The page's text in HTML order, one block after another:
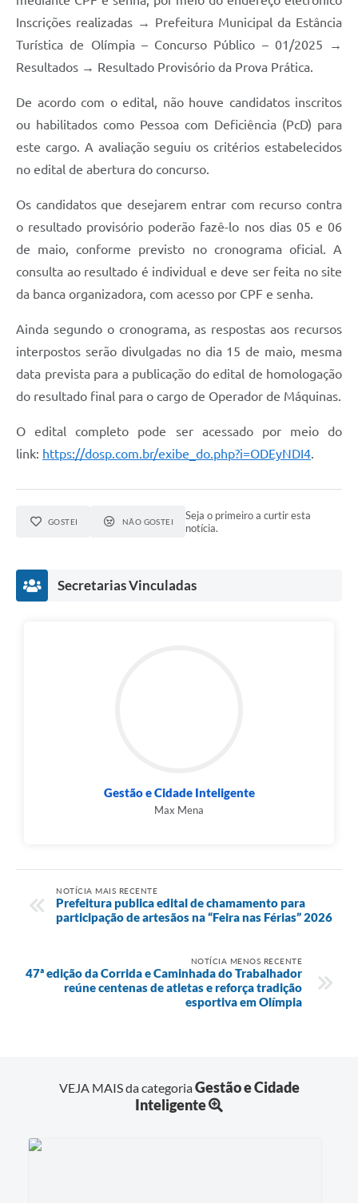
Inscrições realizadas → Prefeitura Municipal da Estância
Turística de Olímpia – Concurso Público – 01/2025 →
Resultados → Resultado Provisório da Prova Prática.
De acordo com o edital, não houve candidatos inscritos
ou habilitados como Pessoa com Deficiência (PcD) para
este cargo. A avaliação seguiu os critérios estabelecidos
no edital de abertura do concurso.
Os candidatos que desejarem entrar com recurso contra
o resultado provisório poderão fazê-lo nos dias 05 e 06
de maio, conforme previsto no cronograma oficial. A
consulta ao resultado é individual e deve ser feita no site
da banca organizadora, com acesso por CPF e senha.
Ainda segundo o cronograma, as respostas aos recursos
interpostos serão divulgadas no dia 15 de maio, mesma
data prevista para a publicação do edital de homologação
do resultado final para o cargo de Operador de Máquinas.
O edital completo pode ser acessado por meio do
link: https://dosp.com.br/exibe_do.php?i=ODEyNDI4.
GOSTEI NÃO GOSTEI
Seja o primeiro a curtir esta
notícia.
Secretarias Vinculadas
Gestão e Cidade Inteligente
Max Mena
NOTÍCIA MAIS RECENTE
Prefeitura publica edital de chamamento para
participação de artesãos na “Feira nas Férias” 2026
NOTÍCIA MENOS RECENTE
47ª edição da Corrida e Caminhada do Trabalhador
reúne centenas de atletas e reforça tradição
esportiva em Olímpia
VEJA MAIS da categoriaGestão e Cidade
Inteligente